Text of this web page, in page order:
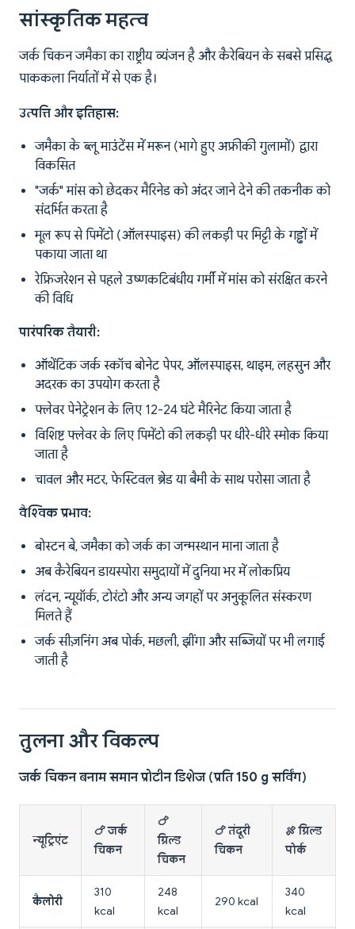
सांस्कृतिक महत्व
जर्क चिकन जमैका का राष्ट्रीय व्यंजन है और कैरेबियन के सबसे प्रसिद्ध
पाककला निर्यातों में से एक है।
उत्पत्ति और इतिहास:
जमैका के ब्लू माउंटेंस में मरून (भागे हुए अफ्रीकी गुलामों) द्वारा
विकसित
"जर्क" मांस को छेदकर मैरिनेड को अंदर जाने देने की तकनीक को
संदर्भित करता है
मूल रूप से पिमेंटो (ऑलस्पाइस) की लकड़ी पर मिट्टी के गड्ढों में
पकाया जाता था
रेफ्रिजरेशन से पहले उष्णकटिबंधीय गर्मी में मांस को संरक्षित करने
की विधि
पारंपरिक तैयारी:
ऑथेंटिक जर्क स्कॉच बोनेट पेपर, ऑलस्पाइस, थाइम, लहसुन और
अदरक का उपयोग करता है
फ्लेवर पेनेट्रेशन के लिए 12-24 घंटे मैरिनेट किया जाता है
विशिष्ट फ्लेवर के लिए पिमेंटो की लकड़ी पर धीरे-धीरे स्मोक किया
जाता है
चावल और मटर, फेस्टिवल ब्रेड या बैमी के साथ परोसा जाता है
वैश्विक प्रभाव:
बोस्टन बे, जमैका को जर्क का जन्मस्थान माना जाता है
अब कैरेबियन डायस्पोरा समुदायों में दुनिया भर में लोकप्रिय
लंदन, न्यूयॉर्क, टोरंटो और अन्य जगहों पर अनुकूलित संस्करण
मिलते हैं
जर्क सीज़निंग अब पोर्क, मछली, झींगा और सब्जियों पर भी लगाई
जाती है
तुलना और विकल्प
जर्क चिकन बनाम समान प्रोटीन डिशेज (प्रति 150 g सर्विंग)
न्यूट्रिएंट
🍗 जर्क
चिकन
🍗
ग्रिल्ड
चिकन
🍗 तंदूरी
चिकन
🍖 ग्रिल्ड
पोर्क
कैलोरी
310
kcal
248
kcal
290 kcal
340
kcal